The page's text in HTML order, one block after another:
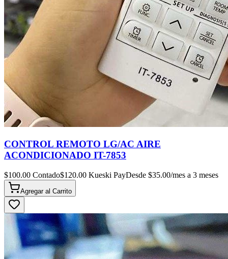
CONTROL REMOTO LG/AC AIRE
ACONDICIONADO IT-7853
$100.00 Contado$120.00 Kueski PayDesde $35.00/mes a 3 meses
Agregar al Carrito